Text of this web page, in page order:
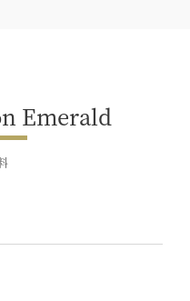
Emerald